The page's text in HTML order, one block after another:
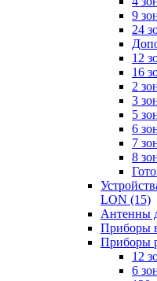
9
24
12
16
2
3
5
6
7
8
LON (15)
Антенны
Приборы
Приборы
12
6